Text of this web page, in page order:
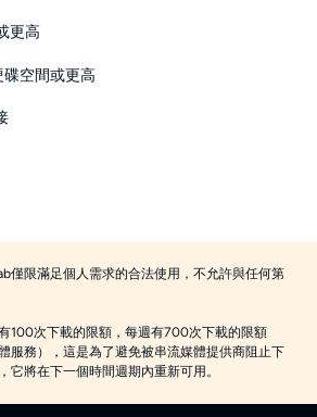
更高
空間或更高
僅限滿足個人需求的合法使用，不允許與任何第
100次下載的限額，每週有700次下載的限額
服務），這是為了避免被串流媒體提供商阻止下
它將在下一個時間週期內重新可用。